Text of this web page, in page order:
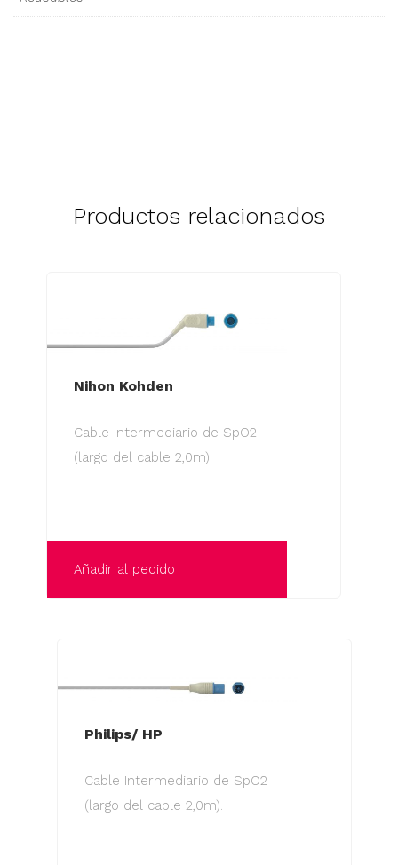
Productos relacionados
Nihon Kohden
Cable Intermediario de SpO2
(largo del cable 2,0m).
Añadir al pedido
Philips/ HP
Cable Intermediario de SpO2
(largo del cable 2,0m).